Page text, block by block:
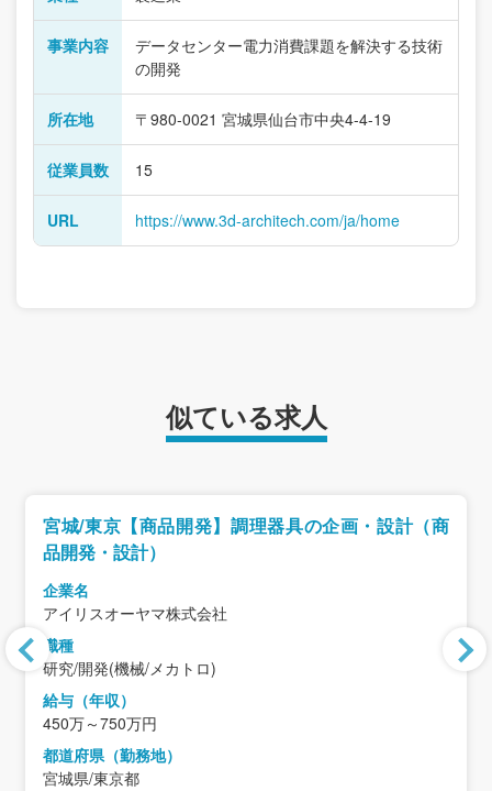
事業内容
データセンター電力消費課題を解決する技術
の開発
所在地 〒980-0021 宮城県仙台市中央4-4-19
従業員数 15
URL https://www.3d-architech.com/ja/home
似ている求人
宮城/東京【商品開発】調理器具の企画・設計（商
品開発・設計）
企業名
アイリスオーヤマ株式会社
職種
研究/開発(機械/メカトロ)
給与（年収）
450万～750万円
都道府県（勤務地）
宮城県/東京都